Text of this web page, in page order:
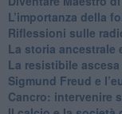
L’importanza della
Riflessioni sulle
​La storia ancestrale
​La resistibile
Sigmund Freud e
Cancro: intervenire